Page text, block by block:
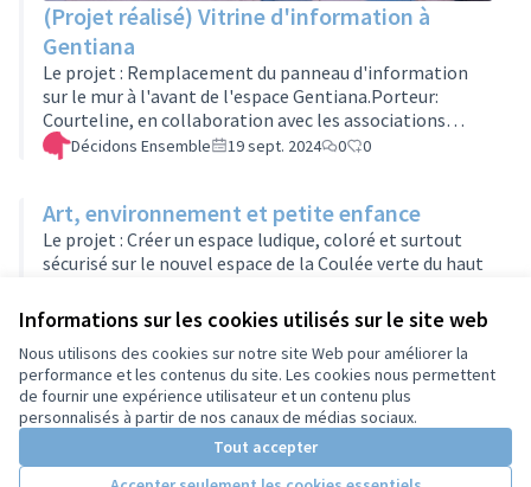
Informations sur les cookies utilisés sur le site web
Nous utilisons des cookies sur notre site Web pour améliorer la
performance et les contenus du site. Les cookies nous permettent
de fournir une expérience utilisateur et un contenu plus
personnalisés à partir de nos canaux de médias sociaux.
Tout accepter
(Projet réalisé) Vitrine d'information à
Gentiana
Le projet : Remplacement du panneau d'information
sur le mur à l'avant de l'espace Gentiana.Porteur:
Courteline, en collaboration avec les associations
utilisatrices.La vitrine achetée en septembre 2025 pour
450€, est posée en février 2026. Projet réalisé!Si vous
formulaire en cliquant ici
:https://formulaires.services.tours.fr/inscription-
groupes-projet-assemblees/
Décidons Ensemble 19 sept. 2024 0 0
Art, environnement et petite enfance
Le projet : Créer un espace ludique, coloré et surtout
sécurisé sur le nouvel espace de la Coulée verte du haut
enfants.Porteuse: Jocelyne RenéSi vous souhaitez
rejoindre ce groupe projet, remplissez le formulaire en
cliquant ici
:https://formulaires.services.tours.fr/inscription-
groupes-projet-assemblees/
Décidons Ensemble 06 déc. 2023 0 0
Conditions d'utilisation
Paramètres des cookies